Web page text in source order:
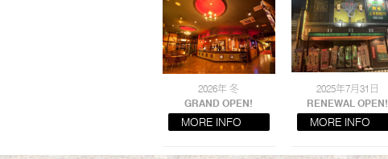
2026年 冬
GRAND OPEN!
MORE INFO
2025年7月31日
RENEWAL OPEN!
MORE INFO